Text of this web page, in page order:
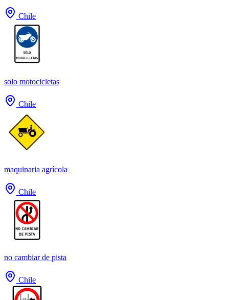
Chile
solo motocicletas
Chile
maquinaria agrícola
Chile
no cambiar de pista
Chile